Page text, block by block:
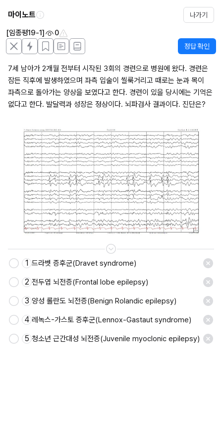
마이노트 나가기
[임종평19-1] 0
정답 확인
7세 남아가 2개월 전부터 시작된 3회의 경련으로 병원에 왔다. 경련은
잠든 직후에 발생하였으며 좌측 입술이 씰룩거리고 때로는 눈과 목이
좌측으로 돌아가는 양상을 보였다고 한다. 경련이 있을 당시에는 기억은
없다고 한다. 발달력과 성장은 정상이다. 뇌파검사 결과이다. 진단은?
저장
1 드라벳 증후군(Dravet syndrome)
2 전두엽 뇌전증(Frontal lobe epilepsy)
3 양성 롤란도 뇌전증(Benign Rolandic epilepsy)
4 레녹스-가스토 증후군(Lennox-Gastaut syndrome)
5 청소년 근간대성 뇌전증(Juvenile myoclonic epilepsy)